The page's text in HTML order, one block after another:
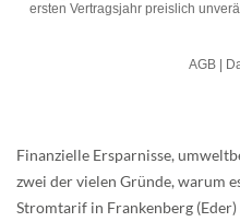
Finanzielle Ersparnisse,
zwei der vielen Gründe, warum
Stromtarif in Frankenberg